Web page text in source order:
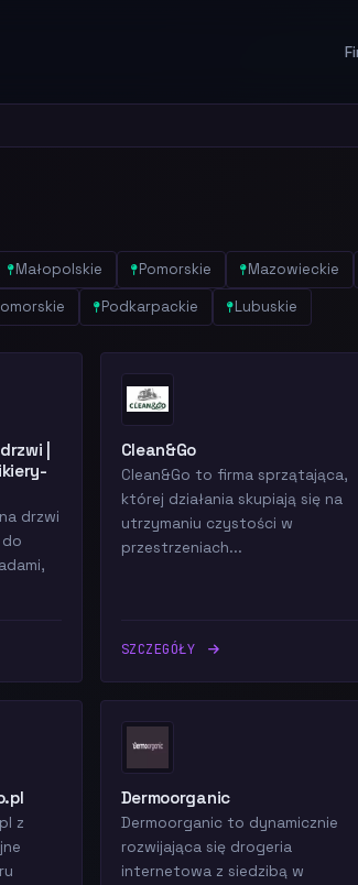
Małopolskie Pomorskie Mazowieckie
Podkarpackie Lubuskie
|
drzwi
Clean&Go
Clean&Go to firma sprzątająca,
której działania skupiają się na
utrzymaniu czystości w
przestrzeniach...
SZCZEGÓŁY
z
Dermoorganic
Dermoorganic to dynamicznie
rozwijająca się drogeria
internetowa z siedzibą w